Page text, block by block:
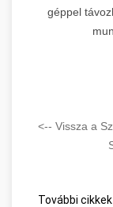
géppel
<-- Vissza a
További cikkek